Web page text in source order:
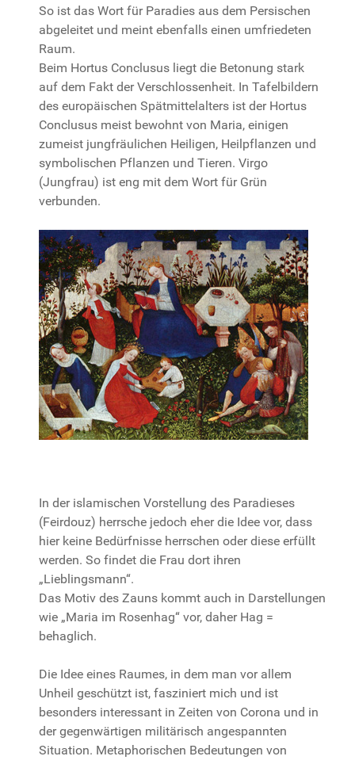
So ist das Wort für Paradies aus dem Persischen
abgeleitet und meint ebenfalls einen umfriedeten
Raum.
Beim Hortus Conclusus liegt die Betonung stark
auf dem Fakt der Verschlossenheit. In Tafelbildern
des europäischen Spätmittelalters ist der Hortus
Conclusus meist bewohnt von Maria, einigen
zumeist jungfräulichen Heiligen, Heilpflanzen und
symbolischen Pflanzen und Tieren. Virgo
(Jungfrau) ist eng mit dem Wort für Grün
verbunden.
In der islamischen Vorstellung des Paradieses
(Feirdouz) herrsche jedoch eher die Idee vor, dass
hier keine Bedürfnisse herrschen oder diese erfüllt
werden. So findet die Frau dort ihren
„Lieblingsmann“.
Das Motiv des Zauns kommt auch in Darstellungen
wie „Maria im Rosenhag“ vor, daher Hag =
behaglich.
Die Idee eines Raumes, in dem man vor allem
Unheil geschützt ist, fasziniert mich und ist
besonders interessant in Zeiten von Corona und in
der gegenwärtigen militärisch angespannten
Situation. Metaphorischen Bedeutungen von